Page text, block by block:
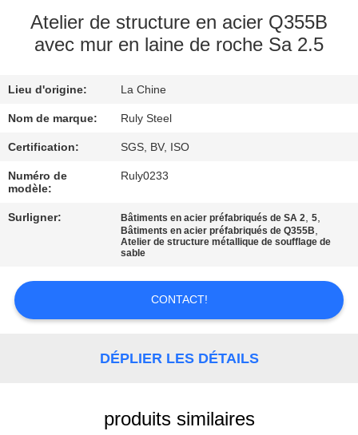
SUJET
NOUS
VISITE
D'USINE
CONTRÔLE
CONTACTEZ-
Atelier de structure en acier Q355B
avec mur en laine de roche Sa 2.5
Lieu d'origine: La Chine
Nom de marque: Ruly Steel
Certification: SGS, BV, ISO
Numéro de
modèle:
Ruly0233
Surligner: Bâtiments en acier préfabriqués de SA 2,5,
Bâtiments en acier préfabriqués de Q355B,
Atelier de structure métallique de soufflage de
sable
CONTACT!
DÉPLIER LES DÉTAILS
produits similaires